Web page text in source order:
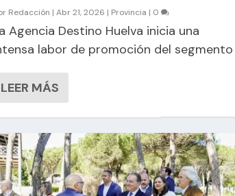
Redacción | Abr 21, 2026 | Provincia | 0
Agencia Destino Huelva inicia una
labor de promoción del segmento
LEER MÁS